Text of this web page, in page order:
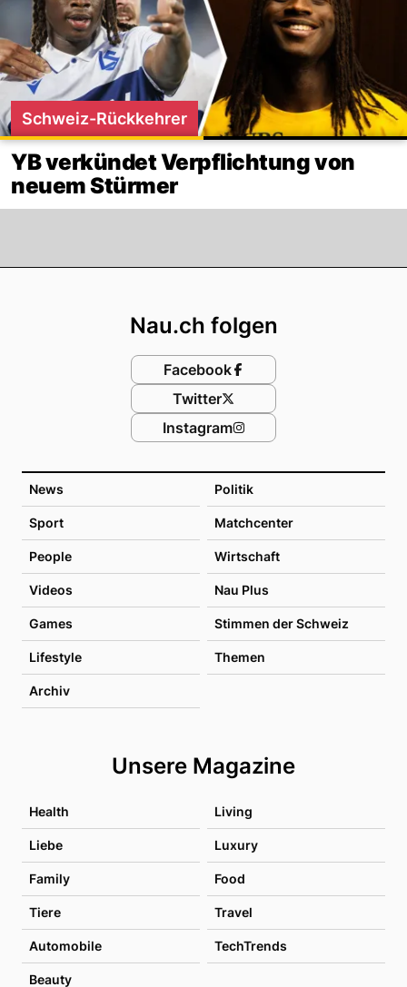
Schweiz-Rückkehrer
YB verkündet Verpflichtung von
neuem Stürmer
News Politik
Sport Matchcenter
People Wirtschaft
Videos Nau Plus
Games Stimmen der Schweiz
Lifestyle Themen
Archiv
Unsere Magazine
Health Living
Liebe Luxury
Family Food
Tiere Travel
Automobile TechTrends
Beauty
Nau.ch folgen
Facebook
Twitter
Instagram